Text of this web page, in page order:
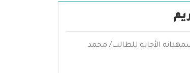
الأجابه للطالب/ محمد